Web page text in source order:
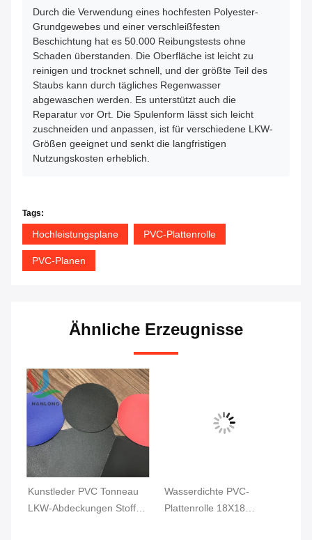
Durch die Verwendung eines hochfesten Polyester-
Grundgewebes und einer verschleißfesten
Beschichtung hat es 50.000 Reibungstests ohne
Schaden überstanden. Die Oberfläche ist leicht zu
reinigen und trocknet schnell, und der größte Teil des
Staubs kann durch tägliches Regenwasser
abgewaschen werden. Es unterstützt auch die
Reparatur vor Ort. Die Spulenform lässt sich leicht
zuschneiden und anpassen, ist für verschiedene LKW-
Größen geeignet und senkt die langfristigen
Nutzungskosten erheblich.
Tags:
Hochleistungsplane PVC-Plattenrolle
PVC-Planen
Ähnliche Erzeugnisse
Kunstleder PVC Tonneau
LKW-Abdeckungen Stoff
Wasserdichte PVC-
Plattenrolle 18X18